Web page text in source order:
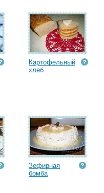
Картофельный
хлеб
Зефирная
бомба